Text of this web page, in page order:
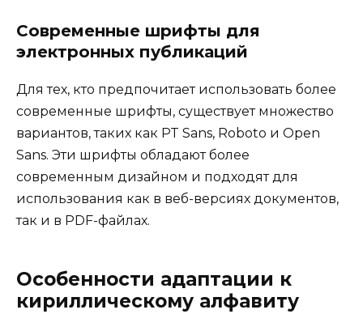
Современные шрифты для
электронных публикаций
Для тех, кто предпочитает использовать более
современные шрифты, существует множество
вариантов, таких как PT Sans, Roboto и Open
Sans. Эти шрифты обладают более
современным дизайном и подходят для
использования как в веб-версиях документов,
так и в PDF-файлах.
Особенности адаптации к
кириллическому алфавиту